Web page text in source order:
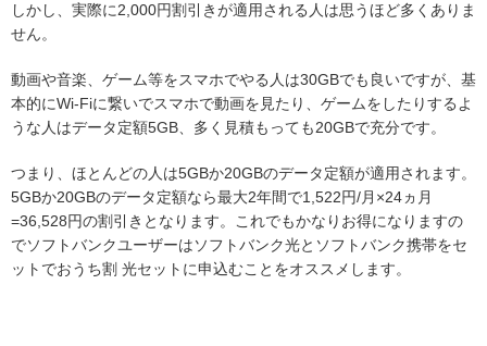
しかし、実際に2,000円割引きが適用される人は思うほど多くありま
せん。
動画や音楽、ゲーム等をスマホでやる人は30GBでも良いですが、基
本的にWi-Fiに繋いでスマホで動画を見たり、ゲームをしたりするよ
うな人はデータ定額5GB、多く見積もっても20GBで充分です。
つまり、ほとんどの人は5GBか20GBのデータ定額が適用されます。
5GBか20GBのデータ定額なら最大2年間で1,522円/月×24ヵ月
=36,528円の割引きとなります。これでもかなりお得になりますの
でソフトバンクユーザーはソフトバンク光とソフトバンク携帯をセ
ットでおうち割 光セットに申込むことをオススメします。